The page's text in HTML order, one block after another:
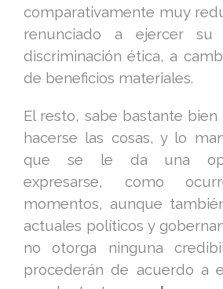
comparativamente muy
renunciado a ejercer su
discriminación ética, a
de beneficios materiales.
El resto, sabe bastante
hacerse las cosas, y lo
que se le da una
expresarse, como
momentos, aunque
actuales políticos y
no otorga ninguna
procederán de acuerdo a